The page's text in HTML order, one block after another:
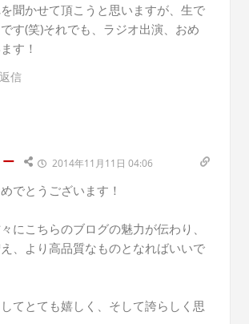
聞かせて頂こうと思いますが、生で
す(笑)それでも、ラジオ出演、おめ
す！
返信
2014年11月11日 04:06
でとうございます！
にこちらのブログの魅力が伝わり、
、より高品質なものとなればいいで
てとても嬉しく、そして誇らしく思